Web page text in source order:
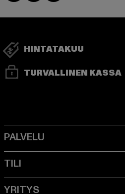
HINTATAKUU
TURVALLINEN KASSA